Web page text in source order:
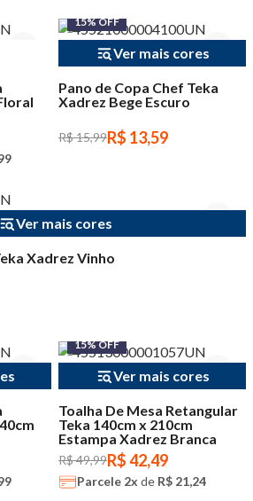
15% OFF
Ver mais cores
Pano de Copa Chef Teka
Xadrez Bege Escuro
R$ 15,99R$ 13,59
Ver mais cores
Xadrez Vinho
15% OFF
Ver mais cores
Toalha De Mesa Retangular
Teka 140cm x 210cm
Estampa Xadrez Branca
R$ 49,99R$ 42,49
Parcele 2x de R$ 21,24